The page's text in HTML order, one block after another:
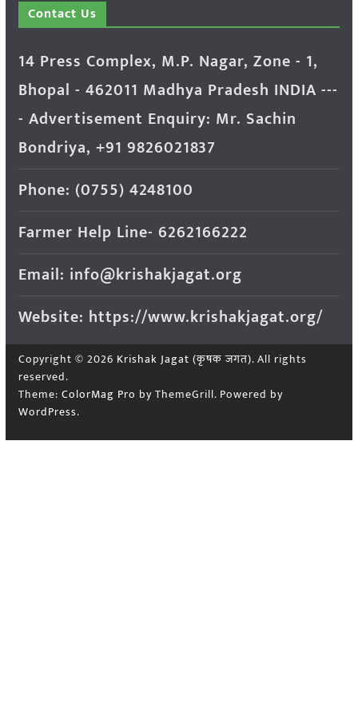
Contact Us
14 Press Complex, M.P. Nagar, Zone - 1,
Bhopal - 462011 Madhya Pradesh INDIA ---
- Advertisement Enquiry: Mr. Sachin
Bondriya, +91 9826021837
Phone: (0755) 4248100
Farmer Help Line- 6262166222
Email: info@krishakjagat.org
Website: https://www.krishakjagat.org/
Copyright © 2026 Krishak Jagat (कृषक जगत). All rights
reserved.
Theme: ColorMag Pro by ThemeGrill. Powered by
WordPress.